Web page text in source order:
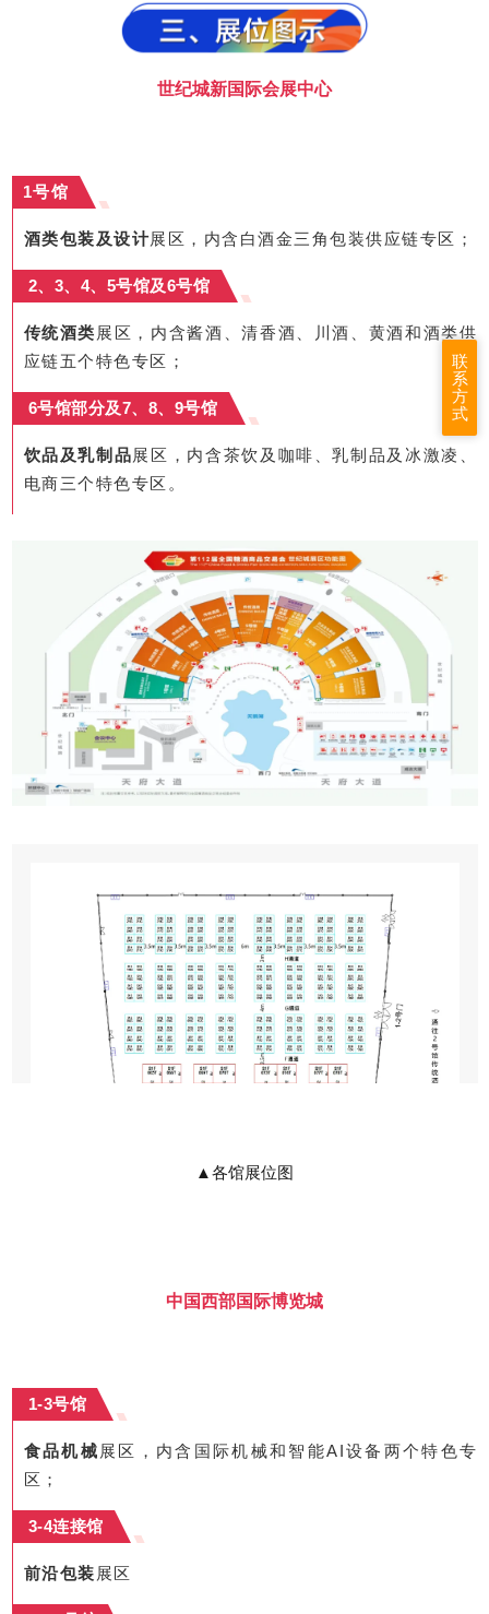
世纪城新国际会展中心
1号馆
酒类包装及设计展区，内含白酒金三角包装供应链专区；
2、3、4、5号馆及6号馆
传统酒类展区，内含酱酒、清香酒、川酒、黄酒和酒类供
应链五个特色专区；
6号馆部分及7、8、9号馆
饮品及乳制品展区，内含茶饮及咖啡、乳制品及冰激凌、
电商三个特色专区。
▲各馆展位图
中国西部国际博览城
1-3号馆
食品机械 展区，内含国际机械和智能AI设备两个特色专
区；
3-4连接馆
前沿包装 展区
联
系
方
式